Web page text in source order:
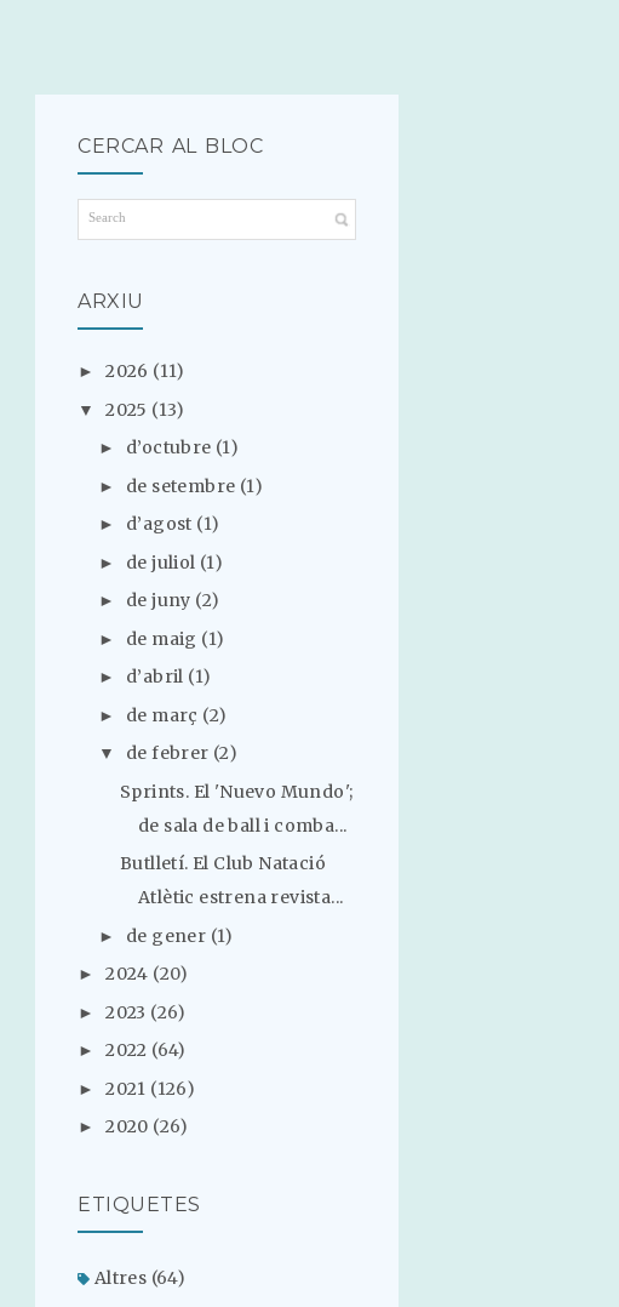
CERCAR AL BLOC
ARXIU
►2026 (11)
▼2025 (13)
► d’octubre (1)
► de setembre (1)
► d’agost (1)
► de juliol (1)
► de juny (2)
► de maig (1)
► d’abril (1)
► de març (2)
▼ de febrer (2)
Sprints. El 'Nuevo Mundo';
de sala de ball i comba...
Butlletí. El Club Natació
Atlètic estrena revista...
► de gener (1)
►2024 (20)
►2023 (26)
►2022 (64)
►2021 (126)
►2020 (26)
ETIQUETES
Altres (64)